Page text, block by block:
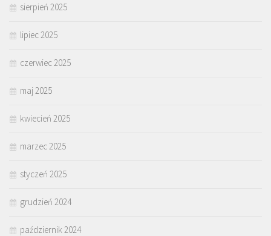
sierpień 2025
lipiec 2025
czerwiec 2025
maj 2025
kwiecień 2025
marzec 2025
styczeń 2025
grudzień 2024
październik 2024